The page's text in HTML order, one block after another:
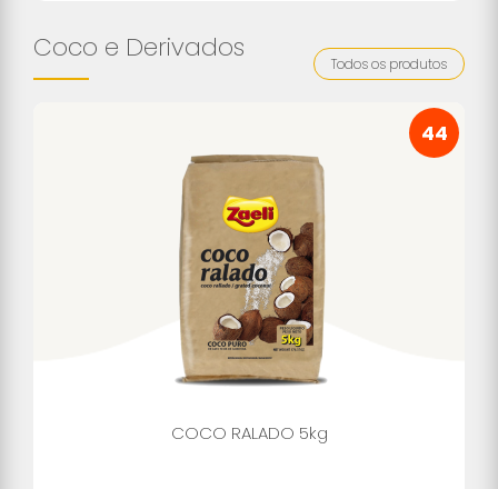
Coco e Derivados Todos os produtos
44
COCO RALADO 5kg